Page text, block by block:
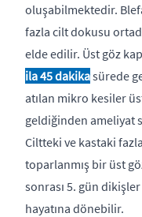
oluşabilmektedir.
fazla cilt dokusu
elde edilir. Üst göz
ila 45 dakikasürede
atılan mikro kesiler
geldiğinden ameliyat
Ciltteki ve kastaki
toparlanmış bir üst
sonrası 5. gün
hayatına dönebilir.